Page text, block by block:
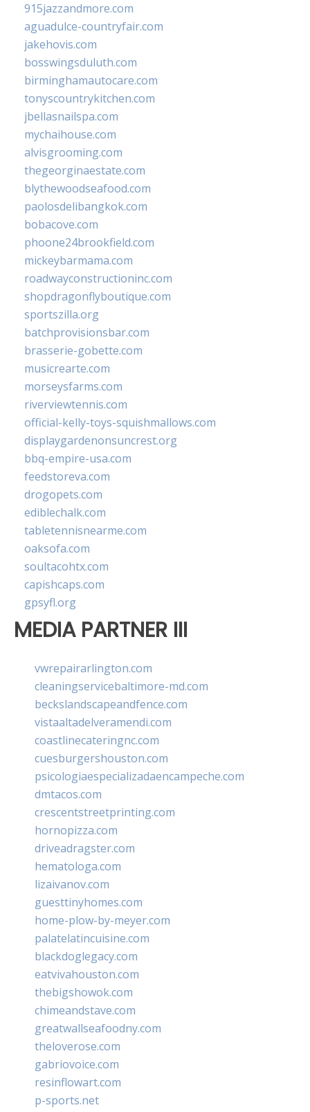
915jazzandmore.com
aguadulce-countryfair.com
jakehovis.com
bosswingsduluth.com
birminghamautocare.com
tonyscountrykitchen.com
jbellasnailspa.com
mychaihouse.com
alvisgrooming.com
thegeorginaestate.com
blythewoodseafood.com
paolosdelibangkok.com
bobacove.com
phoone24brookfield.com
mickeybarmama.com
roadwayconstructioninc.com
shopdragonflyboutique.com
sportszilla.org
batchprovisionsbar.com
brasserie-gobette.com
musicrearte.com
morseysfarms.com
riverviewtennis.com
official-kelly-toys-squishmallows.com
displaygardenonsuncrest.org
bbq-empire-usa.com
feedstoreva.com
drogopets.com
ediblechalk.com
tabletennisnearme.com
oaksofa.com
soultacohtx.com
capishcaps.com
gpsyfl.org
MEDIA PARTNER III
vwrepairarlington.com
cleaningservicebaltimore-md.com
beckslandscapeandfence.com
vistaaltadelveramendi.com
coastlinecateringnc.com
cuesburgershouston.com
psicologiaespecializadaencampeche.com
dmtacos.com
crescentstreetprinting.com
hornopizza.com
driveadragster.com
hematologa.com
lizaivanov.com
guesttinyhomes.com
home-plow-by-meyer.com
palatelatincuisine.com
blackdoglegacy.com
eatvivahouston.com
thebigshowok.com
chimeandstave.com
greatwallseafoodny.com
theloverose.com
gabriovoice.com
resinflowart.com
p-sports.net